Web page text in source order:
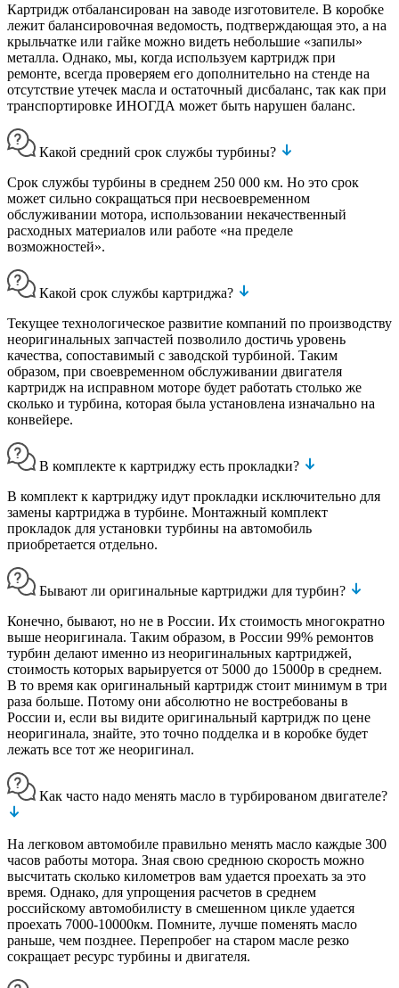
Картридж отбалансирован на заводе изготовителе. В коробке
лежит балансировочная ведомость, подтверждающая это, а на
крыльчатке или гайке можно видеть небольшие «запилы»
металла. Однако, мы, когда используем картридж при
ремонте, всегда проверяем его дополнительно на стенде на
отсутствие утечек масла и остаточный дисбаланс, так как при
транспортировке ИНОГДА может быть нарушен баланс.
Какой средний срок службы турбины?
Срок службы турбины в среднем 250 000 км. Но это срок
может сильно сокращаться при несвоевременном
обслуживании мотора, использовании некачественный
расходных материалов или работе «на пределе
возможностей».
Какой срок службы картриджа?
Текущее технологическое развитие компаний по производству
неоригинальных запчастей позволило достичь уровень
качества, сопоставимый с заводской турбиной. Таким
образом, при своевременном обслуживании двигателя
картридж на исправном моторе будет работать столько же
сколько и турбина, которая была установлена изначально на
конвейере.
В комплекте к картриджу есть прокладки?
В комплект к картриджу идут прокладки исключительно для
замены картриджа в турбине. Монтажный комплект
прокладок для установки турбины на автомобиль
приобретается отдельно.
Бывают ли оригинальные картриджи для турбин?
Конечно, бывают, но не в России. Их стоимость многократно
выше неоригинала. Таким образом, в России 99% ремонтов
турбин делают именно из неоригинальных картриджей,
стоимость которых варьируется от 5000 до 15000р в среднем.
В то время как оригинальный картридж стоит минимум в три
раза больше. Потому они абсолютно не востребованы в
России и, если вы видите оригинальный картридж по цене
неоригинала, знайте, это точно подделка и в коробке будет
лежать все тот же неоригинал.
Как часто надо менять масло в турбированом двигателе?
На легковом автомобиле правильно менять масло каждые 300
часов работы мотора. Зная свою среднюю скорость можно
высчитать сколько километров вам удается проехать за это
время. Однако, для упрощения расчетов в среднем
российскому автомобилисту в смешенном цикле удается
проехать 7000-10000км. Помните, лучше поменять масло
раньше, чем позднее. Перепробег на старом масле резко
сокращает ресурс турбины и двигателя.